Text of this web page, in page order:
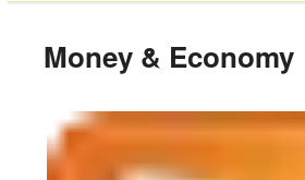
Money & Economy